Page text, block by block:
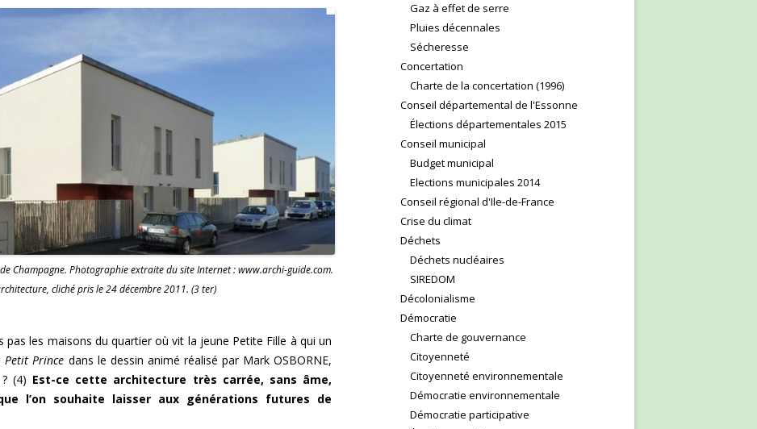
Champagne. Photographie extraite du site Internet : www.archi-guide.com.
cliché pris le 24 décembre 2011. (3 ter)
pas les maisons du quartier où vit la jeune Petite Fille à qui un
Petit Prince dans le dessin animé réalisé par Mark OSBORNE,
(4) Est-ce cette architecture très carrée, sans âme,
l’on souhaite laisser aux générations futures de
Gaz à effet de serre
Pluies décennales
Sécheresse
Concertation
Charte de la concertation (1996)
Conseil départemental de l'Essonne
Élections départementales 2015
Conseil municipal
Budget municipal
Elections municipales 2014
Conseil régional d'Ile-de-France
Crise du climat
Déchets
Déchets nucléaires
SIREDOM
Décolonialisme
Démocratie
Charte de gouvernance
Citoyenneté
Citoyenneté environnementale
Démocratie environnementale
Démocratie participative